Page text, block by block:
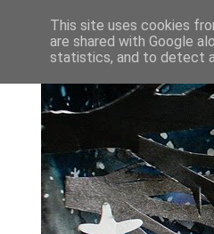
This site uses cookies
are shared with Google
statistics, and to detect